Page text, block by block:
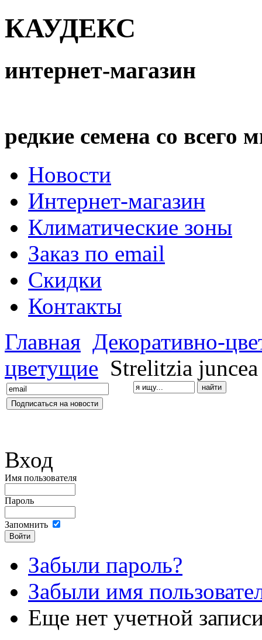
КАУДЕКС
интернет-магазин
редкие семена со всего
Новости
Интернет-магазин
Климатические зоны
Заказ по email
Скидки
Контакты
Главная Декоративно-
цветущие Strelitzia juncea
Вход
Имя пользователя
Пароль
Запомнить
Забыли пароль?
Забыли имя
Еще нет учетной